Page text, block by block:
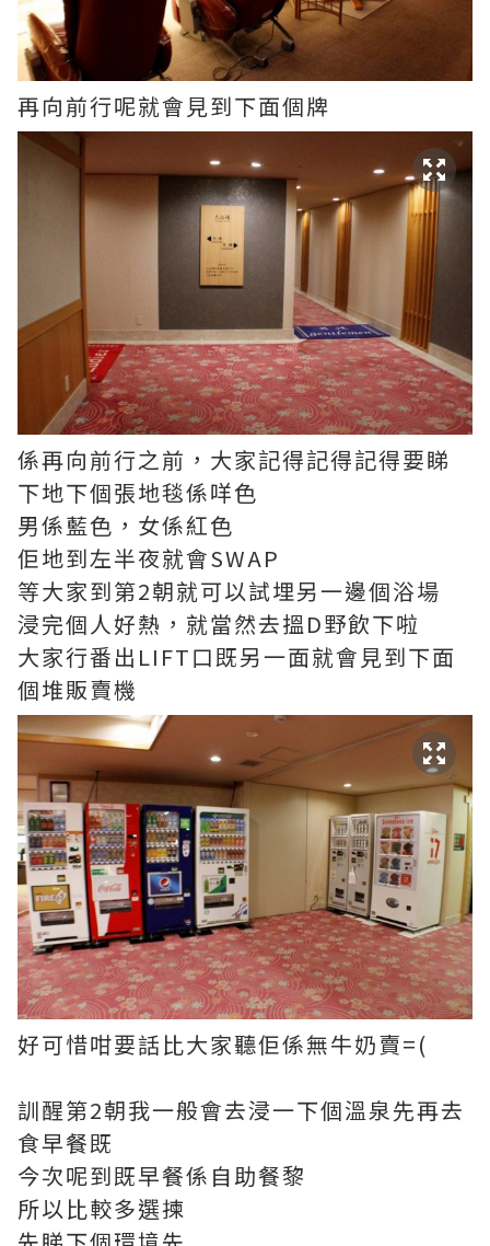
再向前行呢就會見到下面個牌
係再向前行之前，大家記得記得記得要睇
下地下個張地毯係咩色
男係藍色，女係紅色
佢地到左半夜就會SWAP
等大家到第2朝就可以試埋另一邊個浴場
浸完個人好熱，就當然去搵D野飲下啦
大家行番出LIFT口既另一面就會見到下面
個堆販賣機
好可惜咁要話比大家聽佢係無牛奶賣=(
訓醒第2朝我一般會去浸一下個溫泉先再去
食早餐既
今次呢到既早餐係自助餐黎
所以比較多選揀